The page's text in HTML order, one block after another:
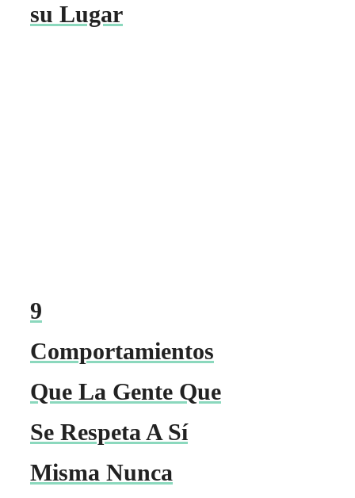
su Lugar
9
Comportamientos
Que La Gente Que
Se Respeta A Sí
Misma Nunca